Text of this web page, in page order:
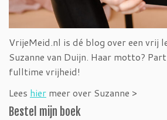
VrijeMeid.nl is dé blog over een vrij
Suzanne van Duijn. Haar motto?
fulltime vrijheid!
Lees hier meer over Suzanne >
Bestel mijn boek